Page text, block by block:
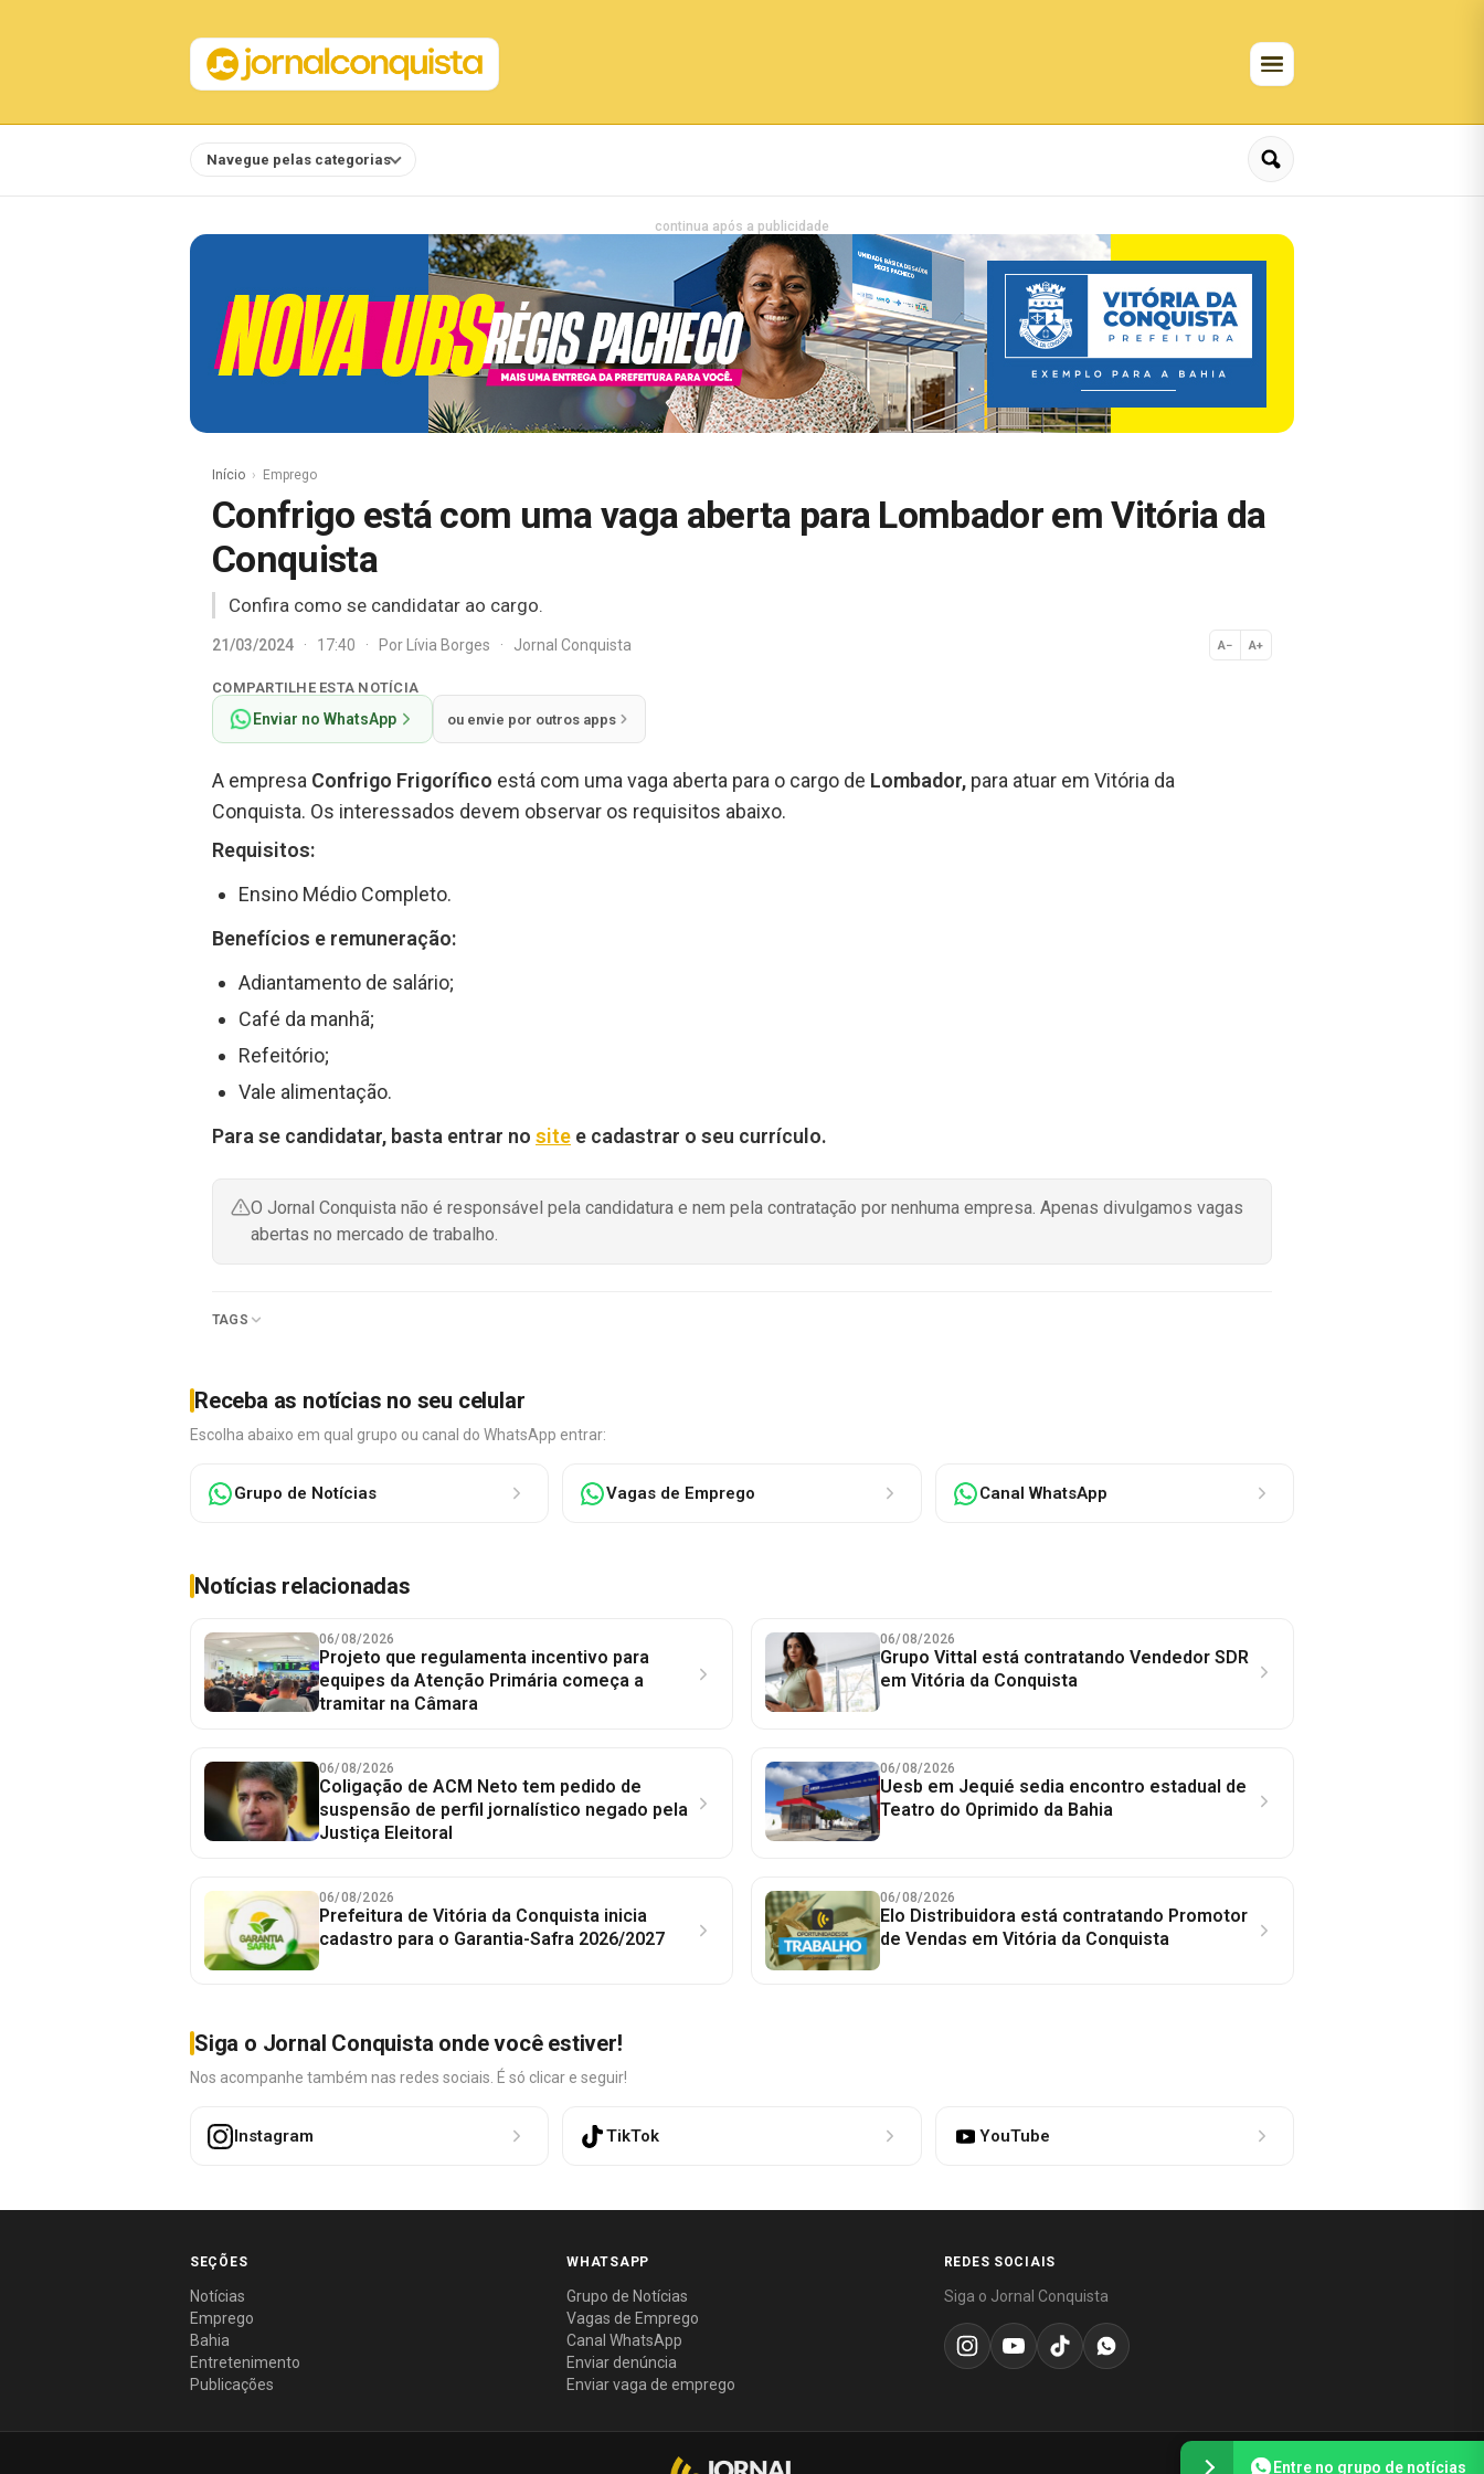
Navegue pelas categorias
continua após a publicidade
Início Emprego
Confrigo está com uma vaga aberta para Lombador em Vitória da
Conquista
Confira como se candidatar ao cargo.
21/03/2024 · 17:40 · PorLívia Borges · Jornal Conquista A− A+
Normal
COMPARTILHE ESTA NOTÍCIA
Enviar no WhatsApp ou envie por outros apps
A empresa Confrigo Frigorífico está com uma vaga aberta para o cargo de Lombador, para atuar em Vitória da
Conquista. Os interessados devem observar os requisitos abaixo.
Requisitos:
Ensino Médio Completo.
Benefícios e remuneração:
Adiantamento de salário;
Café da manhã;
Refeitório;
Vale alimentação.
Para se candidatar, basta entrar no site e cadastrar o seu currículo.
O Jornal Conquista não é responsável pela candidatura e nem pela contratação por nenhuma empresa. Apenas divulgamos vagas
abertas no mercado de trabalho.
TAGS
Receba as notícias no seu celular
Escolha abaixo em qual grupo ou canal do WhatsApp entrar:
Grupo de Notícias Vagas de Emprego Canal WhatsApp
Notícias relacionadas
06/08/2026
Projeto que regulamenta incentivo para
equipes da Atenção Primária começa a
tramitar na Câmara
06/08/2026
Grupo Vittal está contratando Vendedor SDR
em Vitória da Conquista
06/08/2026
Coligação de ACM Neto tem pedido de
suspensão de perfil jornalístico negado pela
Justiça Eleitoral
06/08/2026
Uesb em Jequié sedia encontro estadual de
Teatro do Oprimido da Bahia
06/08/2026
Prefeitura de Vitória da Conquista inicia
cadastro para o Garantia-Safra 2026/2027
06/08/2026
Elo Distribuidora está contratando Promotor
de Vendas em Vitória da Conquista
Siga o Jornal Conquista onde você estiver!
Nos acompanhe também nas redes sociais. É só clicar e seguir!
Instagram TikTok YouTube
SEÇÕES
Notícias
Emprego
Bahia
Entretenimento
Publicações
WHATSAPP
Grupo de Notícias
Vagas de Emprego
Canal WhatsApp
Enviar denúncia
Enviar vaga de emprego
REDES SOCIAIS
Siga o Jornal Conquista
Entre no grupo de notícias